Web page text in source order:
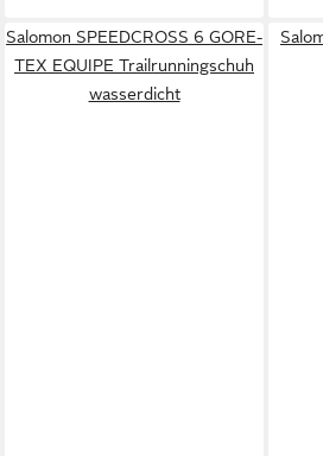
Salomon SPEEDCROSS 6 GORE-
TEX EQUIPE Trailrunningschuh
wasserdicht